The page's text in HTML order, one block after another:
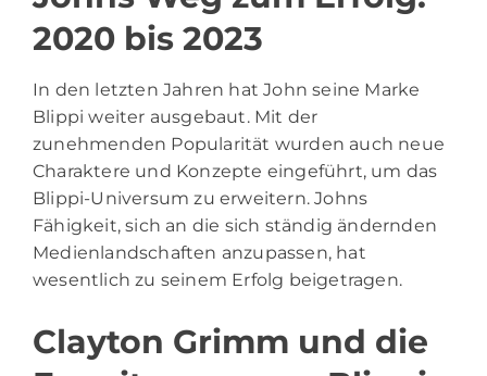
2020 bis 2023
In den letzten Jahren hat John seine Marke
Blippi weiter ausgebaut. Mit der
zunehmenden Popularität wurden auch neue
Charaktere und Konzepte eingeführt, um das
Blippi-Universum zu erweitern. Johns
Fähigkeit, sich an die sich ständig ändernden
Medienlandschaften anzupassen, hat
wesentlich zu seinem Erfolg beigetragen.
Clayton Grimm und die